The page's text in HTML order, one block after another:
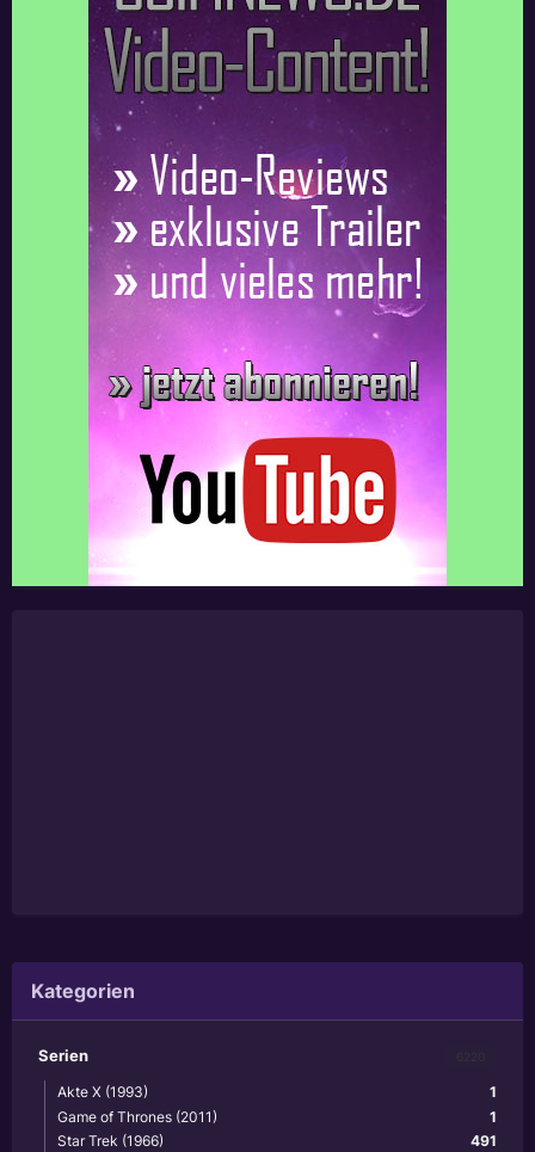
Kategorien
Serien
1
Akte X (1993)
1
Game of Thrones (2011)
491
Star Trek (1966)